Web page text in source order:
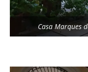
Casa Marques